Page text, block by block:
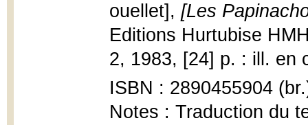
ouellet], [Les
Editions Hurtubise
2, 1983, [24] p. : ill. en
ISBN : 2890455904
Notes : Traduction du